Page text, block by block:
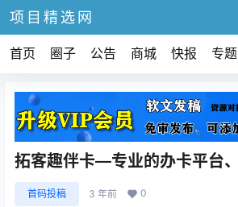
项目精选网
首页 圈子 公告 商城 快报 专题
拓客趣伴卡—专业的办卡平台、
首码投稿 3 年前 0